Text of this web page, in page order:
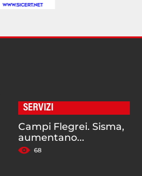
SERVIZI
Campi Flegrei. Sisma,
aumentano...
68